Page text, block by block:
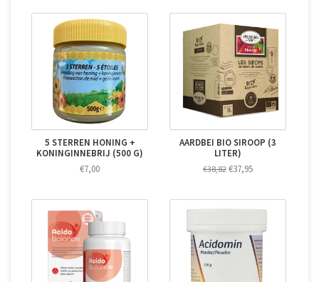
5 STERREN HONING +
KONINGINNEBRIJ (500 G)
€7,00
AARDBEI BIO SIROOP (3
LITER)
€38,82 €37,95